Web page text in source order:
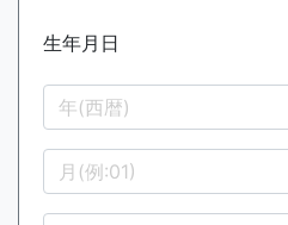
生年月日